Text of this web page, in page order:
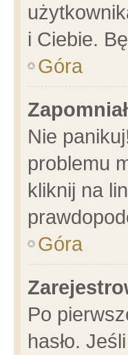
i Ciebie.
Góra
Nie
problemu
kliknij na
Góra
Po
hasło.